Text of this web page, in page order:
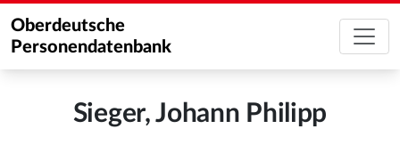
Oberdeutsche
Personendatenbank
Sieger, Johann Philipp